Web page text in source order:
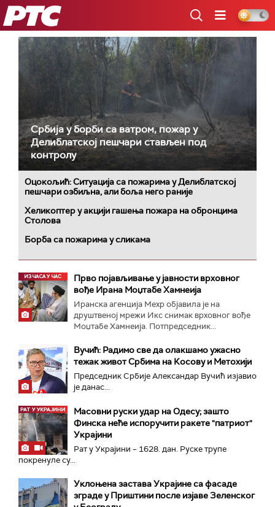
РТС
Србија у борби са ватром, пожар у
Делиблатској пешчари стављен под
контролу
Оцокољић: Ситуација са пожарима у Делиблатској
пешчари озбиљна, али боља него раније
Хеликоптер у акцији гашења пожара на обронцима
Столова
Борба са пожарима у сликама
Прво појављивање у јавности врховног
вође Ирана Моџтабe Хамнеија
Иранска агенција Мехр објавила је на
друштвеној мрежи Икс снимак врховног вође
Моџтабе Хамнеија. Потпредседник...
Вучић: Радимо све да олакшамо ужасно
тежак живот Србима на Косову и Метохији
Председник Србије Александар Вучић изјавио
је данас...
Масовни руски удар на Одесу; зашто
Финска неће испоручити ракете "патриот"
Украјини
Рат у Украјини – 1628. дан. Руске трупе
покренуле су...
Уклоњена застава Украјине са фасаде
зграде у Приштини после изјаве Зеленског